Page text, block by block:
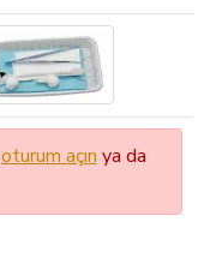
oturum açın ya da